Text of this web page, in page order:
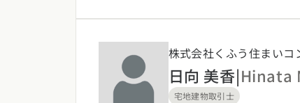
株式会社くふう住まいコ
日向 美香|Hinata
宅地建物取引士